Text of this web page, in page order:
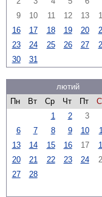
9
10 11 12 13
16
17 18 19 20
23
24 25 26 27
30
31
лютий
Пн
Вт Ср Чт Пт
1
2 3
6
7 8 9 10
13
14 15 16 17
20
21 22 23 24
27
28